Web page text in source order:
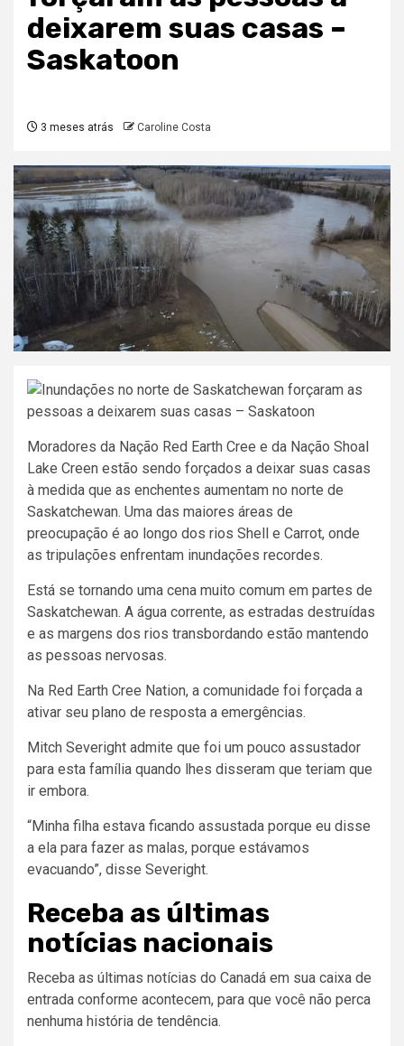
deixarem suas casas –
Saskatoon
3 meses atrás Caroline Costa
Moradores da Nação Red Earth Cree e da Nação Shoal
Lake Creen estão sendo forçados a deixar suas casas
à medida que as enchentes aumentam no norte de
Saskatchewan. Uma das maiores áreas de
preocupação é ao longo dos rios Shell e Carrot, onde
as tripulações enfrentam inundações recordes.
Está se tornando uma cena muito comum em partes de
Saskatchewan. A água corrente, as estradas destruídas
e as margens dos rios transbordando estão mantendo
as pessoas nervosas.
Na Red Earth Cree Nation, a comunidade foi forçada a
ativar seu plano de resposta a emergências.
Mitch Severight admite que foi um pouco assustador
para esta família quando lhes disseram que teriam que
ir embora.
“Minha filha estava ficando assustada porque eu disse
a ela para fazer as malas, porque estávamos
evacuando”, disse Severight.
Receba as últimas
notícias nacionais
Receba as últimas notícias do Canadá em sua caixa de
entrada conforme acontecem, para que você não perca
nenhuma história de tendência.